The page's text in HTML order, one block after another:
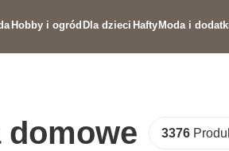
Hobby i ogród Dla dzieci Hafty Moda i
domowe 3376